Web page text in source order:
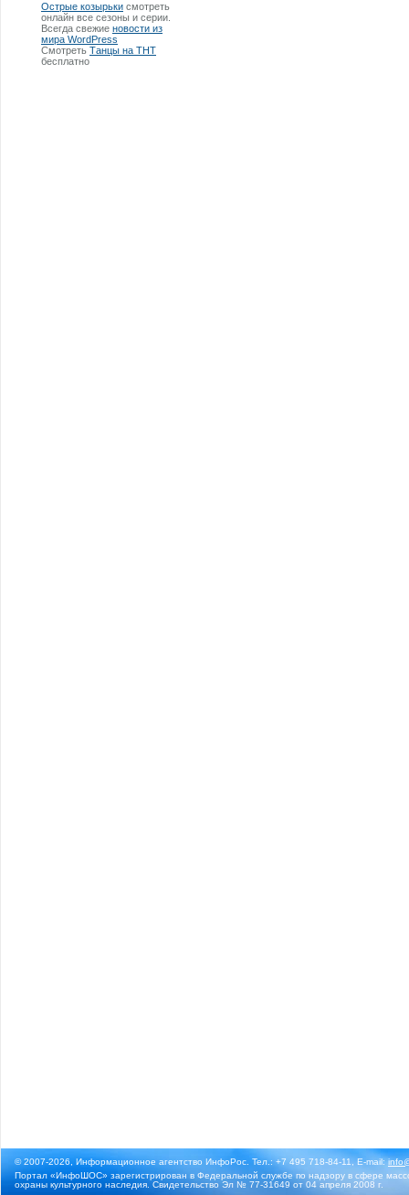
Острые козырьки смотреть
онлайн все сезоны и серии.
Всегда свежие новости из
мира WordPress
Смотреть Танцы на ТНТ
бесплатно
© 2007-2026, Информационное агентство ИнфоРос. Тел.: +7 495 718-84-11, E-mail:
Портал «ИнфоШОС» зарегистрирован в Федеральной службе по надзору в сфере
охраны культурного наследия. Свидетельство Эл № 77-31649 от 04 апреля 2008 г.